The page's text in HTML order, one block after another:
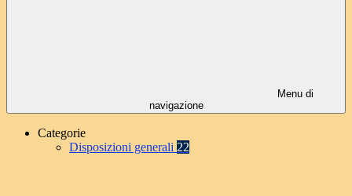
Menu di
navigazione
Categorie
Disposizioni generali 22